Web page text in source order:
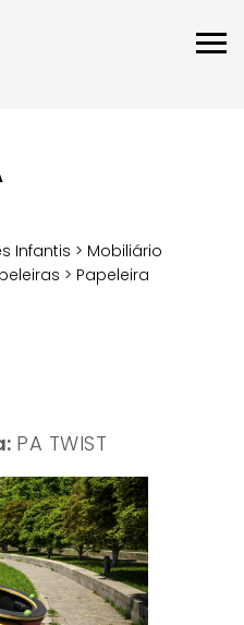
Infantis > Mobiliário
> Papeleira
PA TWIST